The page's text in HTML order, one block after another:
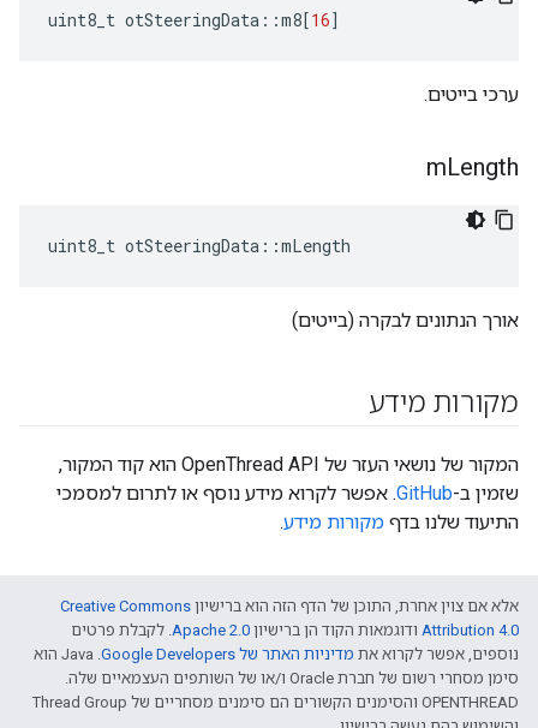
uint8_t otSteeringData ::m8[16]
ערכי בייטים.
mLength
uint8_t otSteeringData ::mLength
אורך הנתונים לבקרה (בייטים)
מקורות מידע
המקור של נושאי העזר של OpenThread API הוא קוד המקור,
שזמין ב-GitHub. אפשר לקרוא מידע נוסף או לתרום למסמכי
התיעוד שלנו בדף מקורות מידע.
אלא אם צוין אחרת, התוכן של הדף הזה הוא ברישיון Creative Commons
Attribution 4.0‏ ודוגמאות הקוד הן ברישיון Apache 2.0‏. לקבלת פרטים
נוספים, אפשר לקרוא את מדיניות האתר של Google Developers‏
.‏ Java הוא
סימן מסחרי רשום של חברת Oracle ו/או של השותפים העצמאיים שלה.
‫OPENTHREAD והסימנים הקשורים הם סימנים מסחריים של Thread Group